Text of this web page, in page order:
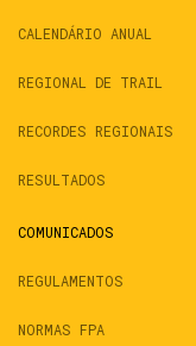
CALENDÁRIO ANUAL
REGIONAL DE TRAIL
RECORDES REGIONAIS
RESULTADOS
COMUNICADOS
REGULAMENTOS
NORMAS FPA